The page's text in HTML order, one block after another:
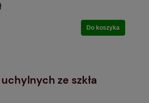
Do koszyka
ze szkła